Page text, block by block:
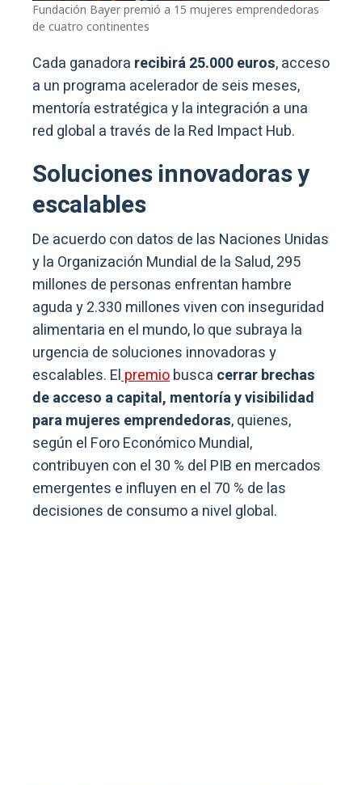
Fundación Bayer premió a 15 mujeres emprendedoras
de cuatro continentes
Cada ganadora recibirá 25.000 euros, acceso
a un programa acelerador de seis meses,
mentoría estratégica y la integración a una
red global a través de la Red Impact Hub.
Soluciones innovadoras y
escalables
De acuerdo con datos de las Naciones Unidas
y la Organización Mundial de la Salud, 295
millones de personas enfrentan hambre
aguda y 2.330 millones viven con inseguridad
alimentaria en el mundo, lo que subraya la
urgencia de soluciones innovadoras y
escalables. Elpremiobusca cerrar brechas
de acceso a capital, mentoría y visibilidad
para mujeres emprendedoras, quienes,
según el Foro Económico Mundial,
contribuyen con el 30 % del PIB en mercados
emergentes e influyen en el 70 % de las
decisiones de consumo a nivel global.